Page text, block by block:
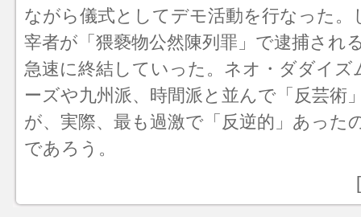
ながら儀式としてデモ活動を行なった。
宰者が「猥褻物公然陳列罪」で逮捕され
急速に終結していった。 ネオ・ダダイズ
ーズや九州派、時間派と並んで「反芸術
が、実際、最も過激で「反逆的」あった
であろう。